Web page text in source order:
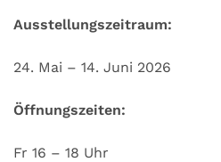
Ausstellungszeitraum:
24. Mai – 14. Juni 2026
Öffnungszeiten:
Fr 16 – 18 Uhr